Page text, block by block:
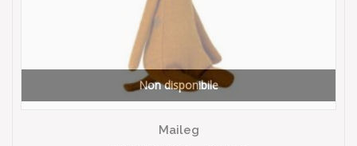
Non disponibile
Maileg